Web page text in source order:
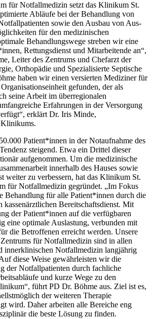
für Notfallmedizin setzt das Klinikum St.
Abläufe bei der Behandlung von
sowie den Ausbau von Aus-
für den medizinischen
Behandlungswege streben wir eine
Rettungsdienst und Mitarbeitende an“,
Leiter des Zentrums und Chefarzt der
Orthopädie und Spezialisierte Septische
haben wir einen versierten Mediziner für
gefunden, der als
seine Arbeit im überregionalen
Erfahrungen in der Versorgung
erklärt Dr. Iris Minde,
Klinikums.
Patient*innen in der Notaufnahme des
steigend. Etwa ein Drittel dieser
aufgenommen. Um die medizinische
innerhalb des Hauses sowie
weiter zu verbessern, hat das Klinikum St.
für Notfallmedizin gegründet. „Im Fokus
Behandlung für alle Patient*innen durch die
kassenärztlichen Bereitschaftsdienst. Mit
der Patient*innen auf die verfügbaren
eine optimale Auslastung, verbunden mit
die Betroffenen erreicht werden. Unsere
für Notfallmedizin sind in allen
innerklinischen Notfallmedizin langjährig
diese Weise gewährleisten wir die
der Notfallpatienten durch fachliche
und kurze Wege zu den
führt PD Dr. Böhme aus. Ziel ist es,
der weiteren Therapie
wird. Daher arbeiten alle Bereiche eng
die beste Lösung zu finden.